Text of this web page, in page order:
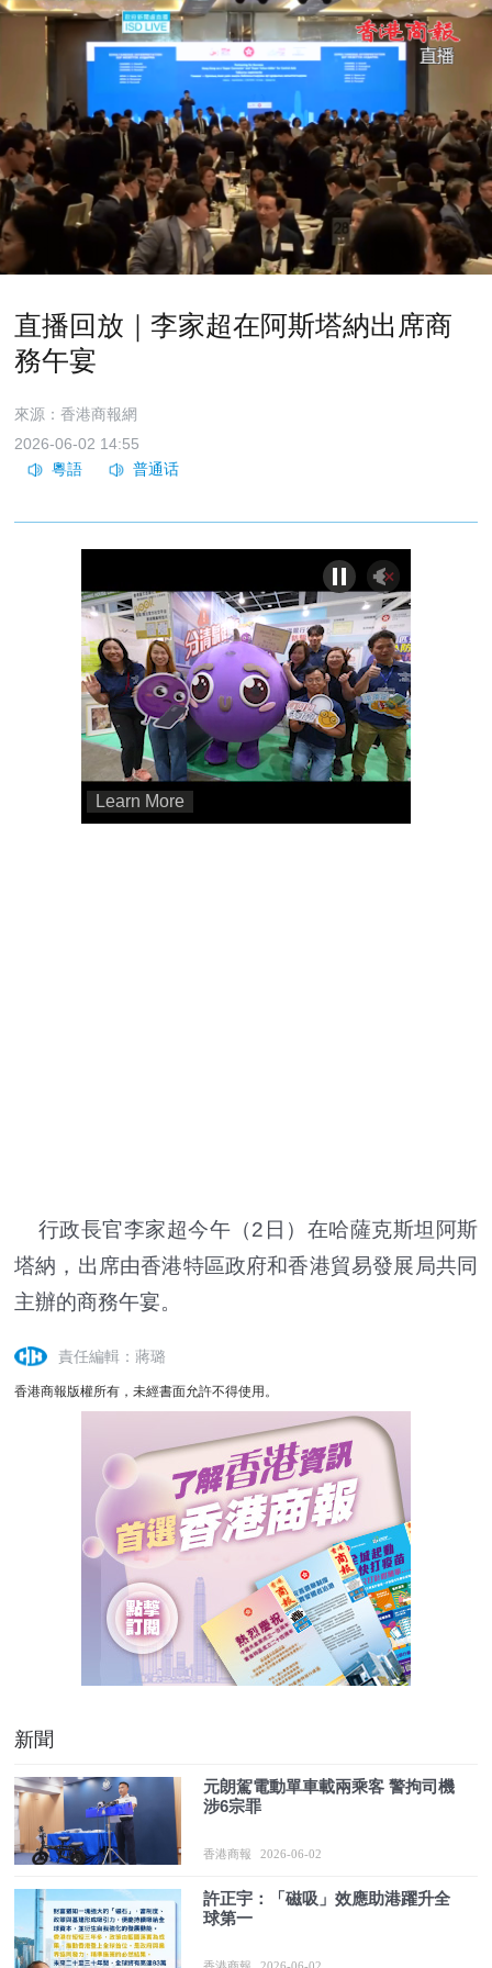
直播回放｜李家超在阿斯塔納出席商
務午宴
來源：香港商報網
2026-06-02 14:55
行政長官李家超今午（2日）在哈薩克斯坦阿斯
塔納，出席由香港特區政府和香港貿易發展局共同
主辦的商務午宴。
責任編輯：蔣璐
香港商報版權所有，未經書面允許不得使用。
新聞
元朗駕電動單車載兩乘客 警拘司機
涉6宗罪
香港商報 2026-06-02
許正宇：「磁吸」效應助港躍升全
球第一